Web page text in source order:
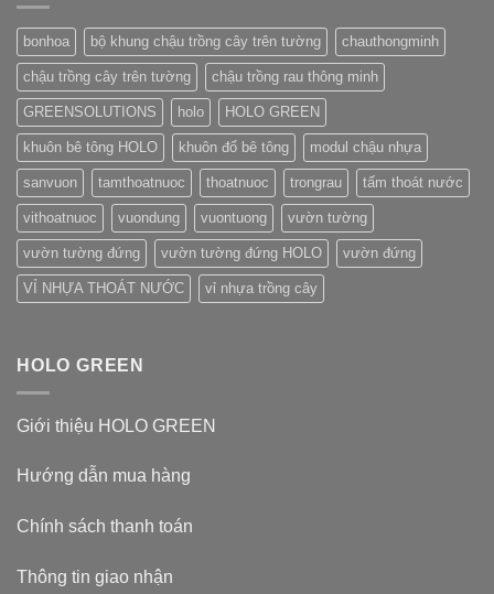
bonhoa bộ khung chậu trồng cây trên tường chauthongminh
chậu trồng cây trên tường chậu trồng rau thông minh
GREENSOLUTIONS holo HOLO GREEN
khuôn bê tông HOLO khuôn đổ bê tông modul chậu nhựa
sanvuon tamthoatnuoc thoatnuoc trongrau tấm thoát nước
vithoatnuoc vuondung vuontuong vườn tường
vườn tường đứng vườn tường đứng HOLO vườn đứng
VỈ NHỰA THOÁT NƯỚC vỉ nhựa trồng cây
HOLO GREEN
Giới thiệu HOLO GREEN
Hướng dẫn mua hàng
Chính sách thanh toán
Thông tin giao nhận